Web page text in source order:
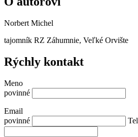
Norbert Michel
tajomník RZ Záhumnie, Veľké Orvište
Rýchly kontakt
Meno
povinné
Email
povinné
Tel